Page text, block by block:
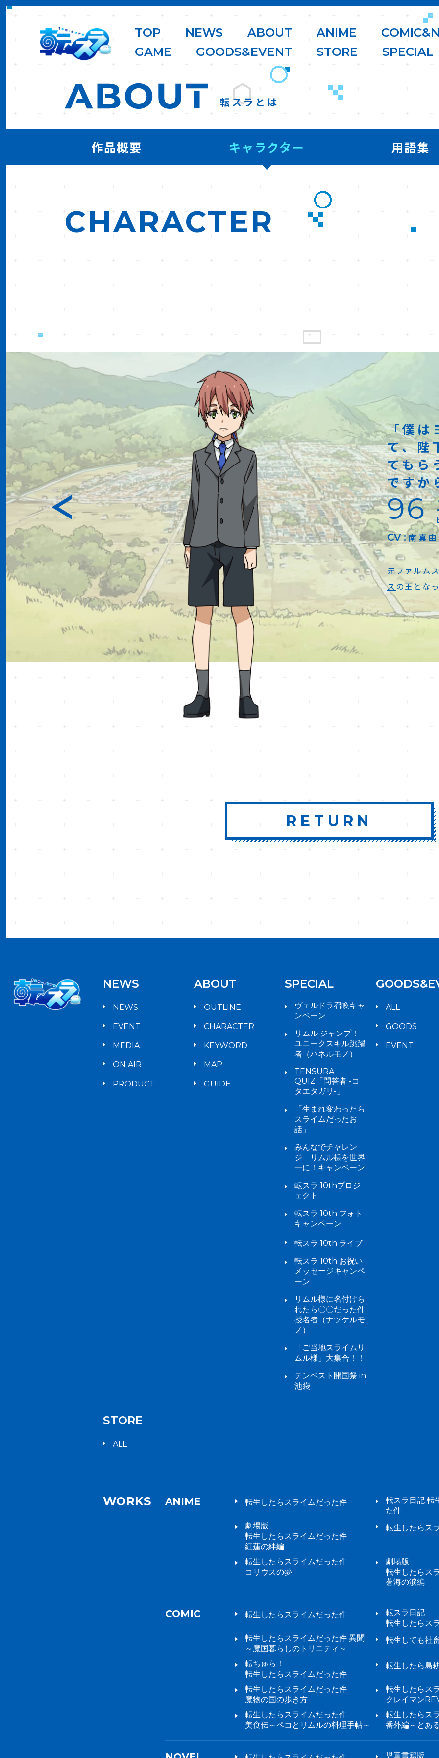
TOP NEWS ABOUT ANIME COMIC&
GAME GOODS&EVENT STORE SPECIAL
転スラとは
作品概要 キャラクター 用語集
CHARACTER
「僕は
て、陛
てもら
ですか
96
CV 南真由
元ファルム
スの王とな
RETURN
NEWS
NEWS
EVENT
MEDIA
ON AIR
PRODUCT
ABOUT
OUTLINE
CHARACTER
KEYWORD
MAP
GUIDE
SPECIAL
ヴェルドラ召喚キャ
ンペーン
リムル ジャンプ！
ユニークスキル跳躍
者（ハネルモノ）
TENSURA
QUIZ「問答者 -コ
タエタガリ-」
「生まれ変わったら
スライムだったお
話」
みんなでチャレン
ジ リムル様を世界
一に！キャンペーン
転スラ 10thプロジ
ェクト
転スラ 10th フォト
キャンペーン
転スラ 10th ライブ
転スラ 10th お祝い
メッセージキャンペ
ーン
リムル様に名付けら
れたら〇〇だった件
授名者（ナヅケルモ
ノ）
「ご当地スライムリ
ムル様」大集合！！
テンペスト開国祭 in
池袋
ALL
GOODS
EVENT
STORE
ALL
WORKS ANIME 転生したらスライムだった件
転スラ日記 転
た件
劇場版
転生したらスライムだった件
紅蓮の絆編
転生したらス
転生したらスライムだった件
コリウスの夢
劇場版
転生したらス
蒼海の涙編
COMIC 転生したらスライムだった件
転スラ日記
転生したらス
転生したらスライムだった件 異聞
～魔国暮らしのトリニティ～
転生しても社
転ちゅら！
転生したらスライムだった件
転生したら島
転生したらスライムだった件
魔物の国の歩き方
転生したらス
クレイマン
転生したらスライムだった件
美食伝～ペコとリムルの料理手帖～
転生したらス
番外編～とあ
児童書籍版